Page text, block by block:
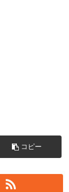
コピー